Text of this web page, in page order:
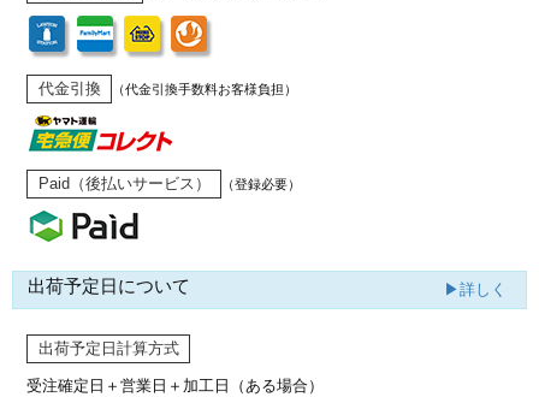
代金引換 （代金引換手数料お客様負担）
Paid（後払いサービス） （登録必要）
出荷予定日について ▶詳しく
出荷予定日計算方式
受注確定日＋営業日＋加工日（ある場合）